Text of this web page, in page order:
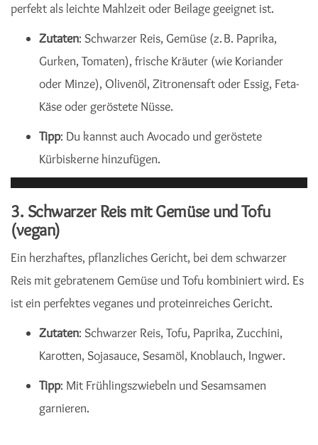
perfekt als leichte Mahlzeit oder Beilage geeignet ist.
Zutaten: Schwarzer Reis, Gemüse (z. B. Paprika,
Gurken, Tomaten), frische Kräuter (wie Koriander
oder Minze), Olivenöl, Zitronensaft oder Essig, Feta-
Käse oder geröstete Nüsse.
Tipp: Du kannst auch Avocado und geröstete
Kürbiskerne hinzufügen.
3. Schwarzer Reis mit Gemüse und Tofu
(vegan)
Ein herzhaftes, pflanzliches Gericht, bei dem schwarzer
Reis mit gebratenem Gemüse und Tofu kombiniert wird. Es
ist ein perfektes veganes und proteinreiches Gericht.
Zutaten: Schwarzer Reis, Tofu, Paprika, Zucchini,
Karotten, Sojasauce, Sesamöl, Knoblauch, Ingwer.
Tipp: Mit Frühlingszwiebeln und Sesamsamen
garnieren.